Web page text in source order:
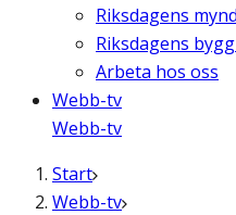
Riksdagens
Riksdagens
Arbeta hos oss
Webb-tv
Webb-tv
Start
Webb-tv